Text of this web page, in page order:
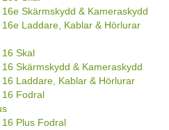
16e Skärmskydd & Kameraskydd
16e Laddare, Kablar & Hörlurar
16 Skal
16 Skärmskydd & Kameraskydd
16 Laddare, Kablar & Hörlurar
16 Fodral
16 Plus Fodral